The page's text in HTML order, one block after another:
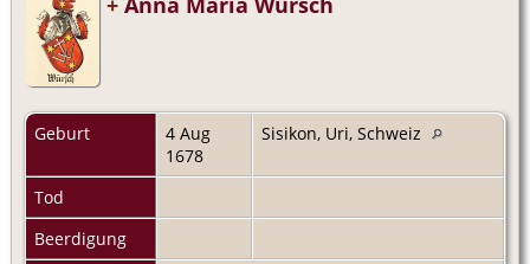
Geburt
4 Aug
1678
Sisikon, Uri, Schweiz
Tod
Beerdigung